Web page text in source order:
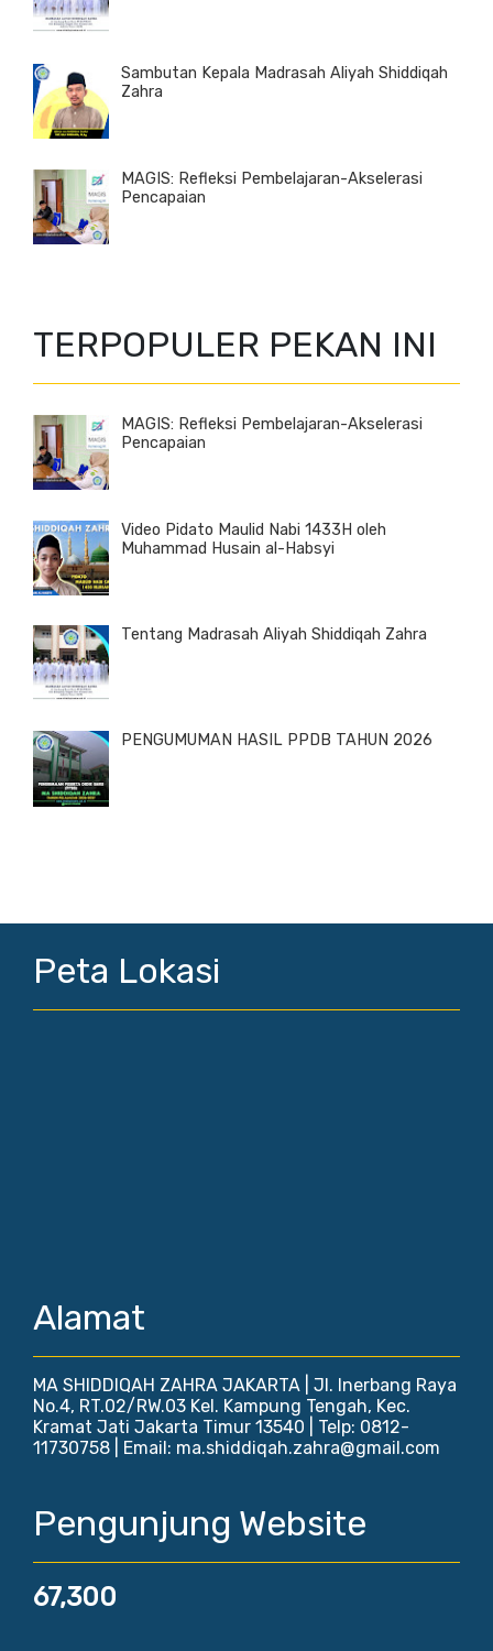
Sambutan Kepala Madrasah Aliyah Shiddiqah
Zahra
MAGIS: Refleksi Pembelajaran-Akselerasi
Pencapaian
TERPOPULER PEKAN INI
MAGIS: Refleksi Pembelajaran-Akselerasi
Pencapaian
Video Pidato Maulid Nabi 1433H oleh
Muhammad Husain al-Habsyi
Tentang Madrasah Aliyah Shiddiqah Zahra
PENGUMUMAN HASIL PPDB TAHUN 2026
Peta Lokasi
Alamat
MA SHIDDIQAH ZAHRA JAKARTA | Jl. Inerbang Raya
No.4, RT.02/RW.03 Kel. Kampung Tengah, Kec.
Kramat Jati Jakarta Timur 13540 | Telp: 0812-
11730758 | Email: ma.shiddiqah.zahra@gmail.com
Pengunjung Website
67,300